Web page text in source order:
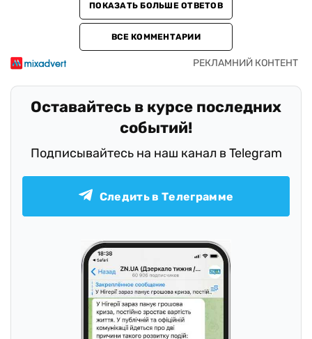
ПОКАЗАТЬ БОЛЬШЕ ОТВЕТОВ
ВСЕ КОММЕНТАРИИ
Оставайтесь в курсе последних
событий!
Подписывайтесь на наш канал в Telegram
Следить в Телеграмме